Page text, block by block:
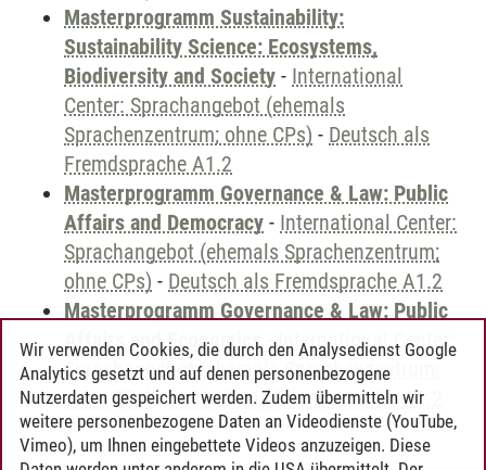
Masterprogramm Sustainability:
Sustainability Science: Ecosystems,
Biodiversity and Society - International
Center: Sprachangebot (ehemals
Sprachenzentrum; ohne CPs) - Deutsch als
Fremdsprache A1.2
Masterprogramm Governance & Law: Public
Affairs and Democracy - International Center:
Sprachangebot (ehemals Sprachenzentrum;
ohne CPs) - Deutsch als Fremdsprache A1.2
Masterprogramm Governance & Law: Public
Affairs and Economics-International Center:
Sprachangebot (ehemals Sprachenzentrum;
ohne CPs)-Deutsch als Fremdsprache A1.2
Wir verwenden Cookies, die durch den Analysedienst Google
Analytics gesetzt und auf denen personenbezogene
Nutzerdaten gespeichert werden. Zudem übermitteln wir
weitere personenbezogene Daten an Videodienste (YouTube,
Vimeo), um Ihnen eingebettete Videos anzuzeigen. Diese